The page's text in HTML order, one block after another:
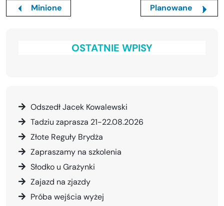
Minione Planowane
OSTATNIE WPISY
Odszedł Jacek Kowalewski
Tadziu zaprasza 21-22.08.2026
Złote Reguły Brydża
Zapraszamy na szkolenia
Słodko u Grażynki
Zajazd na zjazdy
Próba wejścia wyżej